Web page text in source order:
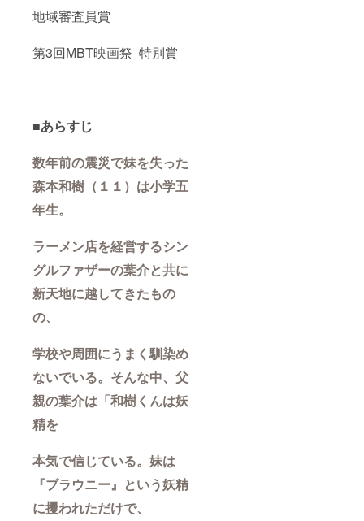
地域審査員賞
第3回MBT映画祭 特別賞
■あらすじ
数年前の震災で妹を失った
森本和樹（１１）は小学五
年生。
ラーメン店を経営するシン
グルファザーの葉介と共に
新天地に越してきたもの
の、
学校や周囲にうまく馴染め
ないでいる。そんな中、父
親の葉介は「和樹くんは妖
精を
本気で信じている。妹は
『ブラウニー』という妖精
に攫われただけで、